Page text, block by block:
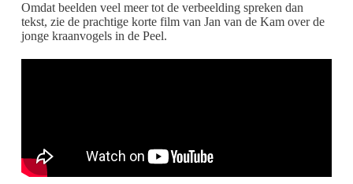
Omdat beelden veel meer tot de verbeelding spreken dan
tekst, zie de prachtige korte film van Jan van de Kam over de
jonge kraanvogels in de Peel.